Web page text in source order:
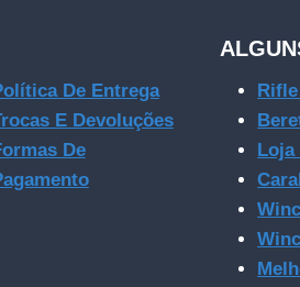
De Entrega
E Devoluções
De
Loja